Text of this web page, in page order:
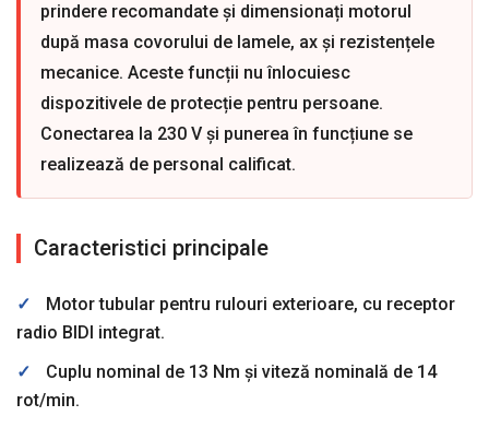
prindere recomandate și dimensionați motorul
după masa covorului de lamele, ax și rezistențele
mecanice. Aceste funcții nu înlocuiesc
dispozitivele de protecție pentru persoane.
Conectarea la 230 V și punerea în funcțiune se
realizează de personal calificat.
Caracteristici principale
✓
Motor tubular pentru rulouri exterioare, cu receptor
radio BIDI integrat.
✓
Cuplu nominal de 13 Nm și viteză nominală de 14
rot/min.